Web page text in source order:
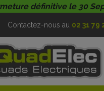
définitive le 30
Contactez-nous au 02 31 79